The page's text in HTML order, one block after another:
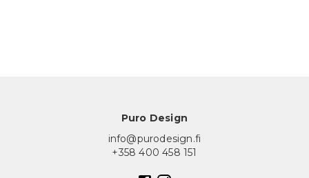
Puro Design
info@purodesign.fi
+358 400 458 151